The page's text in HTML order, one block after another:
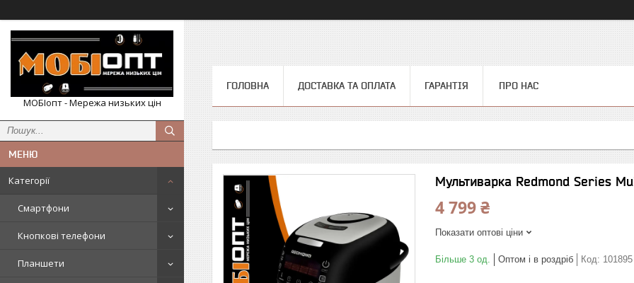
МОБІопт - Мережа низьких цін
Категорії
Смартфони
Кнопкові телефони
Планшети
ГОЛОВНА ДОСТАВКА ТА ОПЛАТА ГАРАНТІЯ ПРО НАС
Мультиварка Redmond Series
4 799 ₴
Показати оптові ціни
Більше 3 од. Оптом і в роздріб Код: 101895